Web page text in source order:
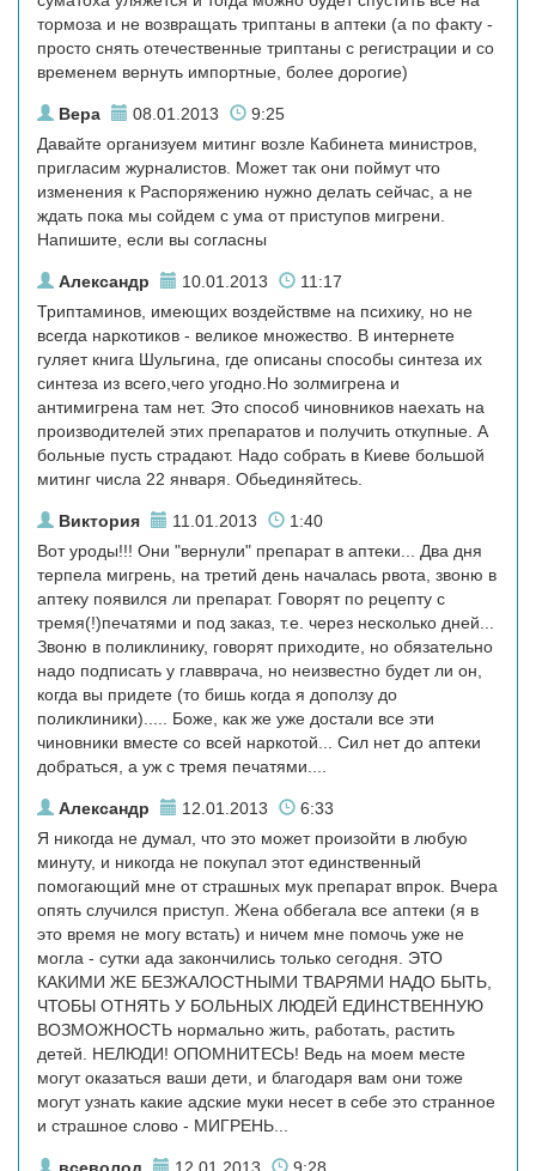
тормоза и не возвращать триптаны в аптеки (а по факту -
просто снять отечественные триптаны с регистрации и со
временем вернуть импортные, более дорогие)
Вера 08.01.2013
9:25
Давайте организуем митинг возле Кабинета министров,
пригласим журналистов. Может так они поймут что
изменения к Распоряжению нужно делать сейчас, а не
ждать пока мы сойдем с ума от приступов мигрени.
Напишите, если вы согласны
Александр 10.01.2013
11:17
Триптаминов, имеющих воздействме на психику, но не
всегда наркотиков - великое множество. В интернете
гуляет книга Шульгина, где описаны способы синтеза их
синтеза из всего,чего угодно.Но золмигрена и
антимигрена там нет. Это способ чиновников наехать на
производителей этих препаратов и получить откупные. А
больные пусть страдают. Надо собрать в Киеве большой
митинг числа 22 января. Обьединяйтесь.
Виктория 11.01.2013
1:40
Вот уроды!!! Они "вернули" препарат в аптеки... Два дня
терпела мигрень, на третий день началась рвота, звоню в
аптеку появился ли препарат. Говорят по рецепту с
тремя(!)печатями и под заказ, т.е. через несколько дней...
Звоню в поликлинику, говорят приходите, но обязательно
надо подписать у главврача, но неизвестно будет ли он,
когда вы придете (то бишь когда я доползу до
поликлиники)..... Боже, как же уже достали все эти
чиновники вместе со всей наркотой... Сил нет до аптеки
добраться, а уж с тремя печатями....
Александр 12.01.2013
6:33
Я никогда не думал, что это может произойти в любую
минуту, и никогда не покупал этот единственный
помогающий мне от страшных мук препарат впрок. Вчера
опять случился приступ. Жена оббегала все аптеки (я в
это время не могу встать) и ничем мне помочь уже не
могла - сутки ада закончились только сегодня. ЭТО
КАКИМИ ЖЕ БЕЗЖАЛОСТНЫМИ ТВАРЯМИ НАДО БЫТЬ,
ЧТОБЫ ОТНЯТЬ У БОЛЬНЫХ ЛЮДЕЙ ЕДИНСТВЕННУЮ
ВОЗМОЖНОСТЬ нормально жить, работать, растить
детей. НЕЛЮДИ! ОПОМНИТЕСЬ! Ведь на моем месте
могут оказаться ваши дети, и благодаря вам они тоже
могут узнать какие адские муки несет в себе это странное
и страшное слово - МИГРЕНЬ...